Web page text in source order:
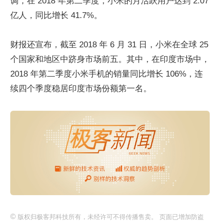
亿人，同比增长 41.7%。
财报还宣布，截至 2018 年 6 月 31 日，小米在全球 25
个国家和地区中跻身市场前五。其中，在印度市场中，
2018 年第二季度小米手机的销量同比增长 106%，连
续四个季度稳居印度市场份额第一名。
© 版权归极客邦科技所有，未经许可不得传播售卖。 页面已增加防盗